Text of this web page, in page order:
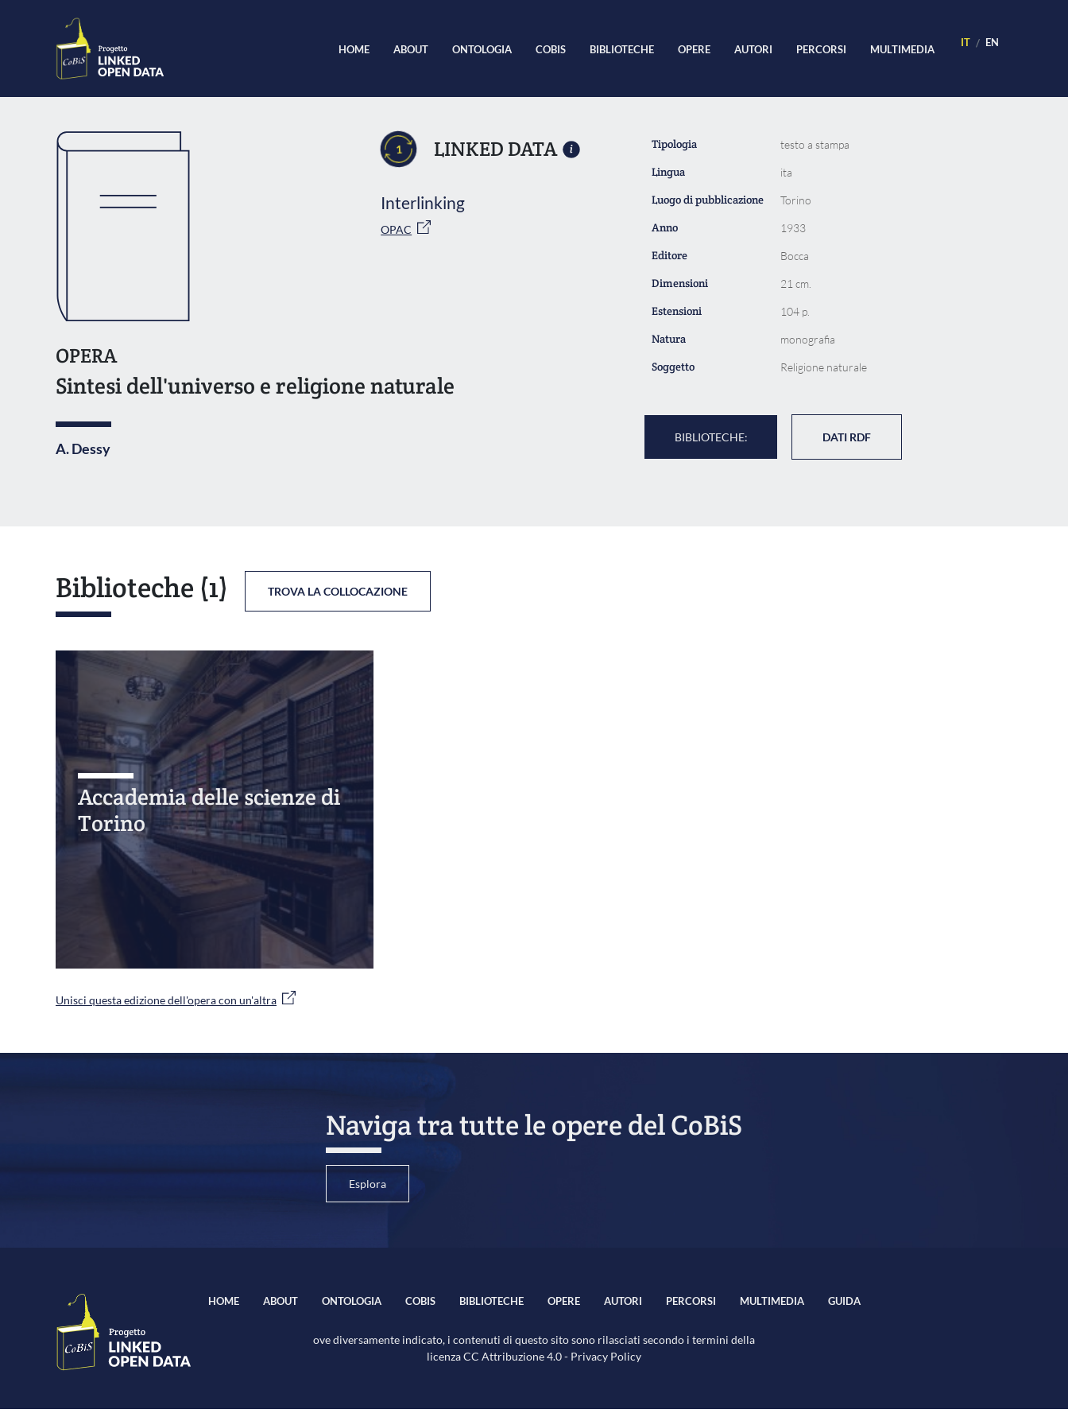
HOME ABOUT ONTOLOGIA COBIS BIBLIOTECHE OPERE AUTORI PERCORSI MULTIMEDIA IT EN
1 LINKED DATA
Interlinking
OPAC
OPERA
Sintesi dell'universo e religione naturale
A. Dessy
Tipologia testo a stampa
Lingua ita
Luogo di pubblicazione Torino
Anno 1933
Editore Bocca
Dimensioni 21 cm.
Estensioni 104 p.
Natura monografia
Soggetto Religione naturale
BIBLIOTECHE: DATI RDF
Biblioteche (1) TROVA LA COLLOCAZIONE
Accademia delle scienze di
Torino
Unisci questa edizione dell'opera con un'altra
Naviga tra tutte le opere del CoBiS
Esplora
HOME ABOUT ONTOLOGIA COBIS BIBLIOTECHE OPERE AUTORI PERCORSI MULTIMEDIA GUIDA
ove diversamente indicato, i contenuti di questo sito sono rilasciati secondo i termini della
licenzaCC Attribuzione 4.0- Privacy Policy